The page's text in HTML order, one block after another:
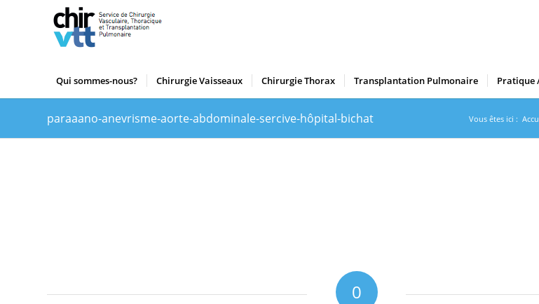
Qui sommes-nous? Chirurgie Vaisseaux Chirurgie Thorax Transplantation Pulmonaire Pratique
paraaano-anevrisme-aorte-abdominale-sercive-hôpital-bichat Vous êtes ici :
0